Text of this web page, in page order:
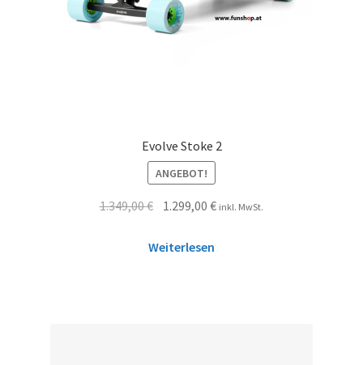
Evolve Stoke 2
ANGEBOT!
1.349,00€ 1.299,00€ inkl. MwSt.
Weiterlesen